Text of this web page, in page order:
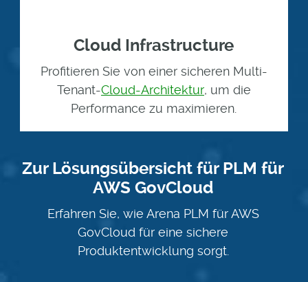
Cloud Infrastructure
Profitieren Sie von einer sicheren Multi-
Tenant-Cloud-Architektur, um die
Performance zu maximieren.
Zur Lösungsübersicht für PLM für
AWS GovCloud
Erfahren Sie, wie Arena PLM für AWS
GovCloud für eine sichere
Produktentwicklung sorgt.